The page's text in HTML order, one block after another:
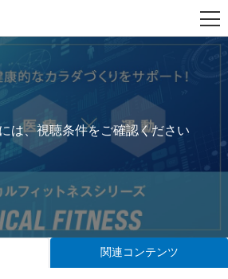
は、視聴条件をご確認ください
関連コンテンツ